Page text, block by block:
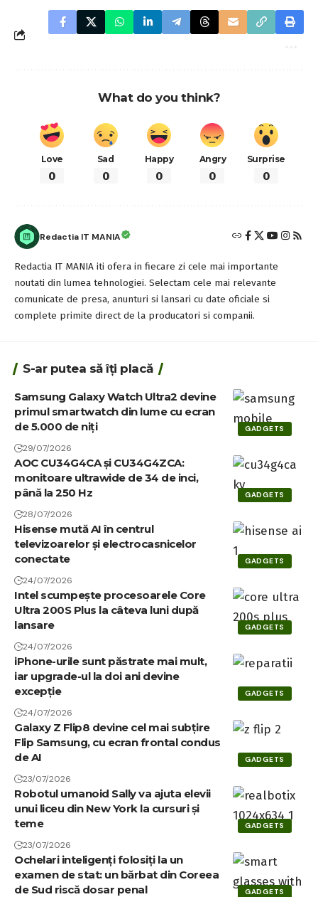
What do you think?
Love
0
Sad
0
Happy
0
Angry
0
Surprise
0
Redactia IT MANIA
Redactia IT MANIA iti ofera in fiecare zi cele mai importante
noutati din lumea tehnologiei. Selectam cele mai relevante
comunicate de presa, anunturi si lansari cu date oficiale si
complete primite direct de la producatori si companii.
S-ar putea să îți placă
GADGETS
Samsung Galaxy Watch Ultra2 devine
primul smartwatch din lume cu ecran
de 5.000 de niți
29/07/2026
GADGETS
AOC CU34G4CA și CU34G4ZCA:
monitoare ultrawide de 34 de inci,
până la 250 Hz
28/07/2026
GADGETS
Hisense mută AI în centrul
televizoarelor și electrocasnicelor
conectate
24/07/2026
GADGETS
Intel scumpește procesoarele Core
Ultra 200S Plus la câteva luni după
lansare
24/07/2026
GADGETS
iPhone-urile sunt păstrate mai mult,
iar upgrade-ul la doi ani devine
excepție
24/07/2026
GADGETS
Galaxy Z Flip8 devine cel mai subțire
Flip Samsung, cu ecran frontal condus
de AI
23/07/2026
GADGETS
Robotul umanoid Sally va ajuta elevii
unui liceu din New York la cursuri și
teme
23/07/2026
GADGETS
Ochelari inteligenți folosiți la un
examen de stat: un bărbat din Coreea
de Sud riscă dosar penal